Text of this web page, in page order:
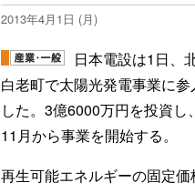
2013年4月1日 (月)
日本電設は1日、
白老町で太陽光発電事業に
した。3億6000万円を投資し
11月から事業を開始する。
再生可能エネルギーの固定